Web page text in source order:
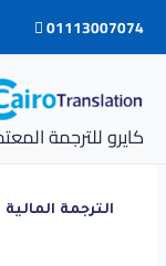
01113007074
كايرو للترجمة
الترجمة